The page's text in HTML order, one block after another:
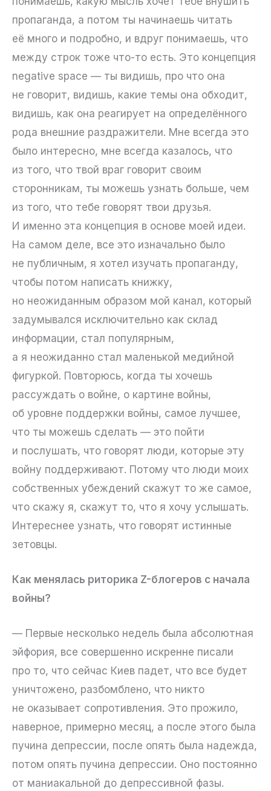
пропаганда, а потом ты начинаешь читать
её много и подробно, и вдруг понимаешь, что
между строк тоже что-то есть. Это концепция
negative space — ты видишь, про что она
не говорит, видишь, какие темы она обходит,
видишь, как она реагирует на определённого
рода внешние раздражители. Мне всегда это
было интересно, мне всегда казалось, что
из того, что твой враг говорит своим
сторонникам, ты можешь узнать больше, чем
из того, что тебе говорят твои друзья.
И именно эта концепция в основе моей идеи.
На самом деле, все это изначально было
не публичным, я хотел изучать пропаганду,
чтобы потом написать книжку,
но неожиданным образом мой канал, который
задумывался исключительно как склад
информации, стал популярным,
а я неожиданно стал маленькой медийной
фигуркой. Повторюсь, когда ты хочешь
рассуждать о войне, о картине войны,
об уровне поддержки войны, самое лучшее,
что ты можешь сделать — это пойти
и послушать, что говорят люди, которые эту
войну поддерживают. Потому что люди моих
собственных убеждений скажут то же самое,
что скажу я, скажут то, что я хочу услышать.
Интереснее узнать, что говорят истинные
зетовцы.
Как менялась риторика Z-блогеров с начала
войны?
— Первые несколько недель была абсолютная
эйфория, все совершенно искренне писали
про то, что сейчас Киев падет, что все будет
уничтожено, разбомблено, что никто
не оказывает сопротивления. Это прожило,
наверное, примерно месяц, а после этого была
пучина депрессии, после опять была надежда,
потом опять пучина депрессии. Оно постоянно
от маниакальной до депрессивной фазы.